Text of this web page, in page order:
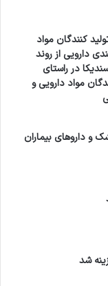
کنندگان مواد
دارویی از روند
در راستای
مواد دارویی و
و داروهای بیماران
شد